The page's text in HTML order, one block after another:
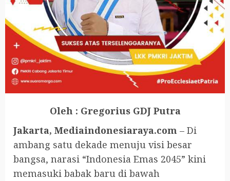
Oleh : Gregorius GDJ Putra
Jakarta, Mediaindonesiaraya.com – Di
ambang satu dekade menuju visi besar
bangsa, narasi “Indonesia Emas 2045” kini
memasuki babak baru di bawah